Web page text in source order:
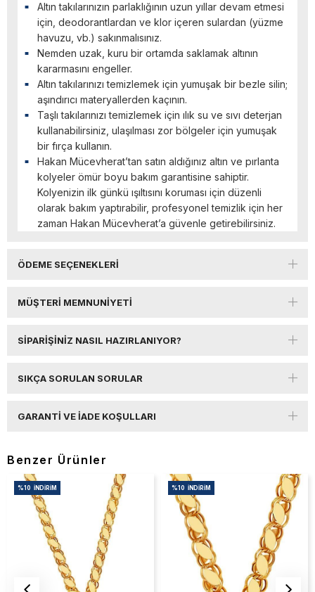
Altın takılarınızın parlaklığının uzun yıllar devam etmesi
için, deodorantlardan ve klor içeren sulardan (yüzme
havuzu, vb.) sakınmalısınız.
Nemden uzak, kuru bir ortamda saklamak altının
kararmasını engeller.
Altın takılarınızı temizlemek için yumuşak bir bezle silin;
aşındırıcı materyallerden kaçının.
Taşlı takılarınızı temizlemek için ılık su ve sıvı deterjan
kullanabilirsiniz, ulaşılması zor bölgeler için yumuşak
bir fırça kullanın.
Hakan Mücevherat’tan satın aldığınız altın ve pırlanta
kolyeler ömür boyu bakım garantisine sahiptir.
Kolyenizin ilk günkü ışıltısını koruması için düzenli
olarak bakım yaptırabilir, profesyonel temizlik için her
zaman Hakan Mücevherat’a güvenle getirebilirsiniz.
ÖDEME SEÇENEKLERI
MÜŞTERI MEMNUNIYETI
SIPARIŞINIZ NASIL HAZIRLANIYOR?
SIKÇA SORULAN SORULAR
GARANTI VE İADE KOŞULLARI
Benzer Ürünler
%10 İNDIRIM %10 İNDIRIM